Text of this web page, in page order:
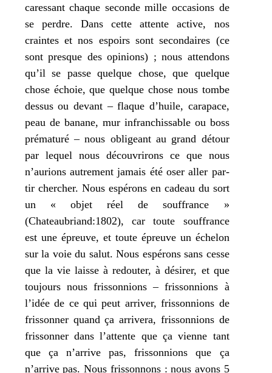
cares­sant chaque seconde mille occa­sions de
se perdre. Dans cette attente active, nos
craintes et nos espoirs sont secon­daires (ce
sont presque des opi­nions) ; nous atten­dons
qu’il se passe quelque chose, que quelque
chose échoie, que quelque chose nous tombe
des­sus ou devant – flaque d’huile, cara­pace,
peau de banane, mur infran­chis­sable ou boss
pré­ma­tu­ré – nous obli­geant au grand détour
par lequel nous décou­vri­rons ce que nous
n’aurions autre­ment jamais été oser aller par­
tir cher­cher. Nous espé­rons en cadeau du sort
un « objet réel de souf­france »
(Chateaubriand:1802), car toute souf­france
est une épreuve, et toute épreuve un éche­lon
sur la voie du salut. Nous espé­rons sans cesse
que la vie laisse à redou­ter, à dési­rer, et que
tou­jours nous fris­son­nions – fris­son­nions à
l’idée de ce qui peut arri­ver, fris­son­nions de
fris­son­ner quand ça arri­ve­ra, fris­son­nions de
fris­son­ner dans l’attente que ça vienne tant
que ça n’arrive pas, fris­son­nions que ça
n’arrive pas. Nous fris­son­nons : nous avons 5